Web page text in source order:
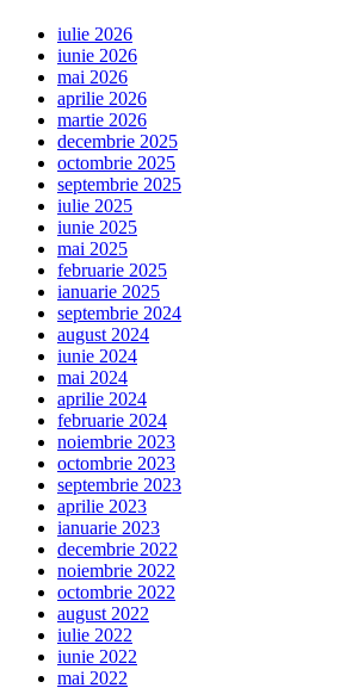
iulie 2026
iunie 2026
mai 2026
aprilie 2026
martie 2026
decembrie 2025
octombrie 2025
septembrie 2025
iulie 2025
iunie 2025
mai 2025
februarie 2025
ianuarie 2025
septembrie 2024
august 2024
iunie 2024
mai 2024
aprilie 2024
februarie 2024
noiembrie 2023
octombrie 2023
septembrie 2023
aprilie 2023
ianuarie 2023
decembrie 2022
noiembrie 2022
octombrie 2022
august 2022
iulie 2022
iunie 2022
mai 2022